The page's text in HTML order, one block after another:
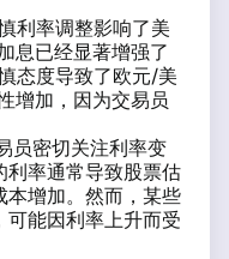
利率调整影响了美
息已经显著增强了
态度导致了欧元/美
增加，因为交易员
员密切关注利率变
利率通常导致股票估
本增加。然而，某些
能因利率上升而受